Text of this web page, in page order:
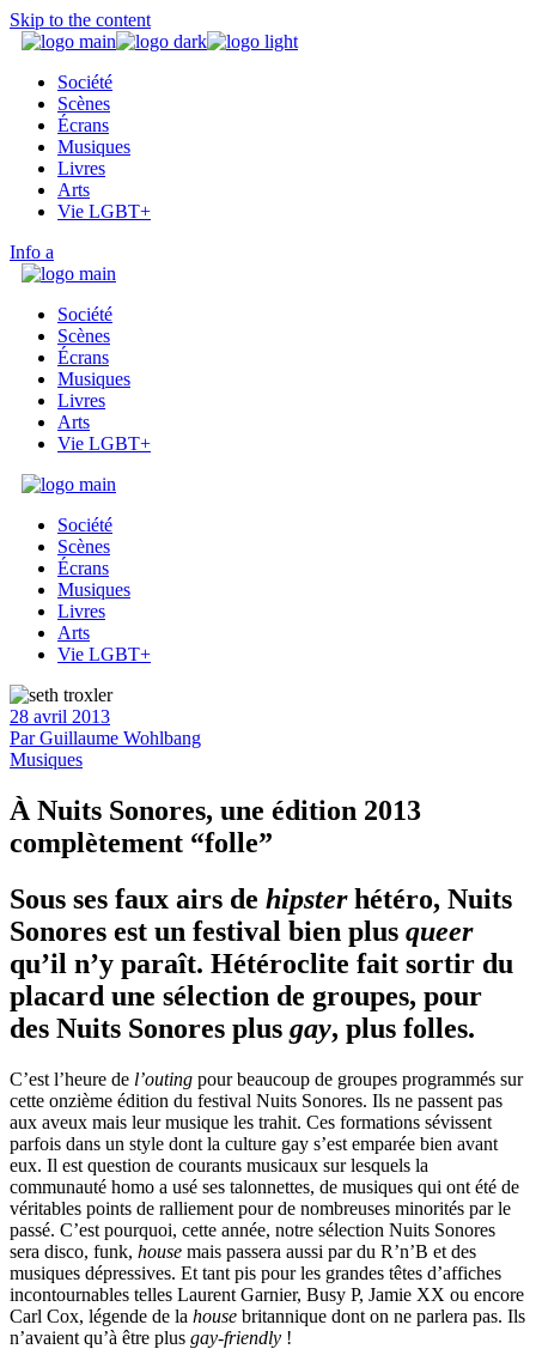
Skip to the content
Société
Scènes
Écrans
Musiques
Livres
Arts
Vie LGBT+
Info
Société
Scènes
Écrans
Musiques
Livres
Arts
Vie LGBT+
Société
Scènes
Écrans
Musiques
Livres
Arts
Vie LGBT+
28 avril 2013
ParGuillaume Wohlbang
Musiques
À Nuits Sonores, une édition 2013
complètement “folle”
Sous ses faux airs de hipsterhétéro, Nuits
Sonores est un festival bien plus queer
qu’il n’y paraît. Hétéroclite fait sortir du
placard une sélection de groupes, pour
des Nuits Sonores plus gay, plus folles.
C’est l’heure de l’outing pour beaucoup de groupes programmés sur
cette onzième édition du festival Nuits Sonores. Ils ne passent pas
aux aveux mais leur musique les trahit. Ces formations sévissent
parfois dans un style dont la culture gay s’est emparée bien avant
eux. Il est question de courants musicaux sur lesquels la
communauté homo a usé ses talonnettes, de musiques qui ont été de
véritables points de ralliement pour de nombreuses minorités par le
passé. C’est pourquoi, cette année, notre sélection Nuits Sonores
sera disco, funk, house mais passera aussi par du R’n’B et des
musiques dépressives. Et tant pis pour les grandes têtes d’affiches
incontournables telles Laurent Garnier, Busy P, Jamie XX ou encore
Carl Cox, légende de la house britannique dont on ne parlera pas. Ils
n’avaient qu’à être plus gay-friendly !